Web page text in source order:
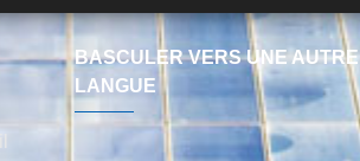
BASCULER VERS UNE AUTRE
LANGUE